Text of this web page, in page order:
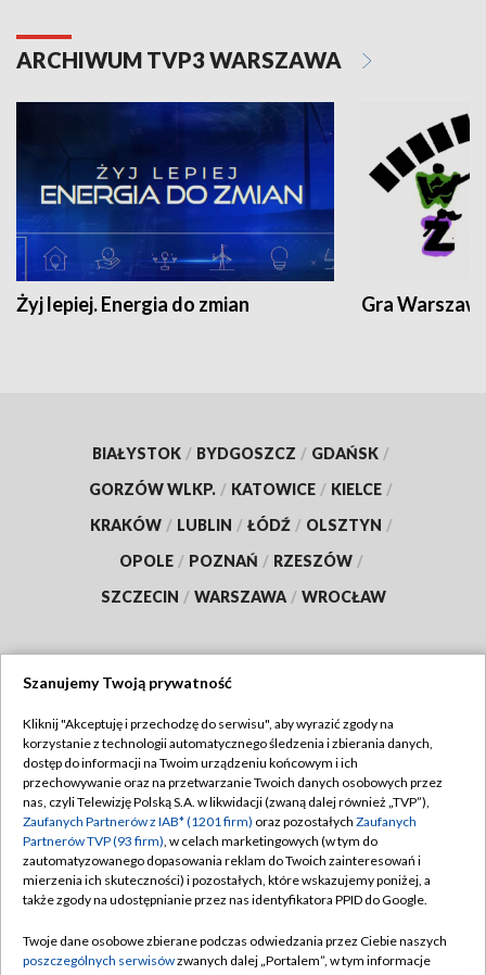
ARCHIWUM TVP3 WARSZAWA
Żyj lepiej. Energia do zmian Gra
BIAŁYSTOK / BYDGOSZCZ / GDAŃSK /
GORZÓW WLKP. / KATOWICE / KIELCE /
KRAKÓW / LUBLIN / ŁÓDŹ / OLSZTYN /
OPOLE / POZNAŃ / RZESZÓW /
SZCZECIN / WARSZAWA / WROCŁAW
TVP
Abonament TVP
Emisja w TVP
Centrum informacji TVP
Naziemna Telewizja Cyfrowa
Rada Programowa
Regulamin TVP
Polityka prywatności
Moje zgody
Pomoc
Kontakt
Szanujemy Twoją prywatność
Kliknij "Akceptuję i przechodzę do serwisu", aby wyrazić zgody na
korzystanie z technologii automatycznego śledzenia i zbierania danych,
dostęp do informacji na Twoim urządzeniu końcowym i ich
przechowywanie oraz na przetwarzanie Twoich danych osobowych przez
nas, czyli Telewizję Polską S.A. w likwidacji (zwaną dalej również „TVP”),
Zaufanych Partnerów z IAB* (1201 firm) oraz pozostałych Zaufanych
Partnerów TVP (93 firm), w celach marketingowych (w tym do
zautomatyzowanego dopasowania reklam do Twoich zainteresowań i
mierzenia ich skuteczności) i pozostałych, które wskazujemy poniżej, a
także zgody na udostępnianie przez nas identyfikatora PPID do Google.
Twoje dane osobowe zbierane podczas odwiedzania przez Ciebie naszych
poszczególnych serwisówzwanych dalej „Portalem”, w tym informacje